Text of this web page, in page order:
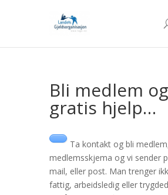
Bli medlem
gratis hjelp…
Ta kontakt og bli
medlemsskjema og vi sender
mail, eller post. Man trenger
fattig, arbeidsledig eller